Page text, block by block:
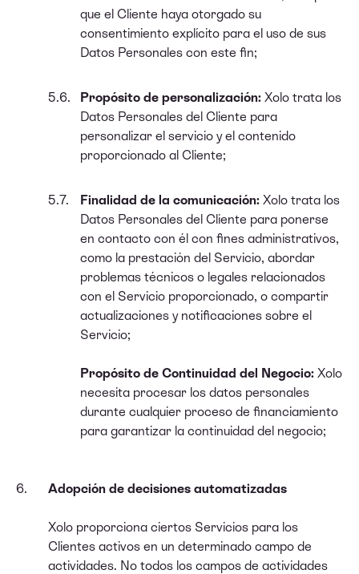
que el Cliente haya otorgado su
consentimiento explícito para el uso de sus
Datos Personales con este fin;
Propósito de personalización: Xolo trata los
Datos Personales del Cliente para
personalizar el servicio y el contenido
proporcionado al Cliente;
Finalidad de la comunicación: Xolo trata los
Datos Personales del Cliente para ponerse
en contacto con él con fines administrativos,
como la prestación del Servicio, abordar
problemas técnicos o legales relacionados
con el Servicio proporcionado, o compartir
actualizaciones y notificaciones sobre el
Servicio;
Propósito de Continuidad del Negocio: Xolo
necesita procesar los datos personales
durante cualquier proceso de financiamiento
para garantizar la continuidad del negocio;
Adopción de decisiones automatizadas
Xolo proporciona ciertos Servicios para los
Clientes activos en un determinado campo de
actividades. No todos los campos de actividades